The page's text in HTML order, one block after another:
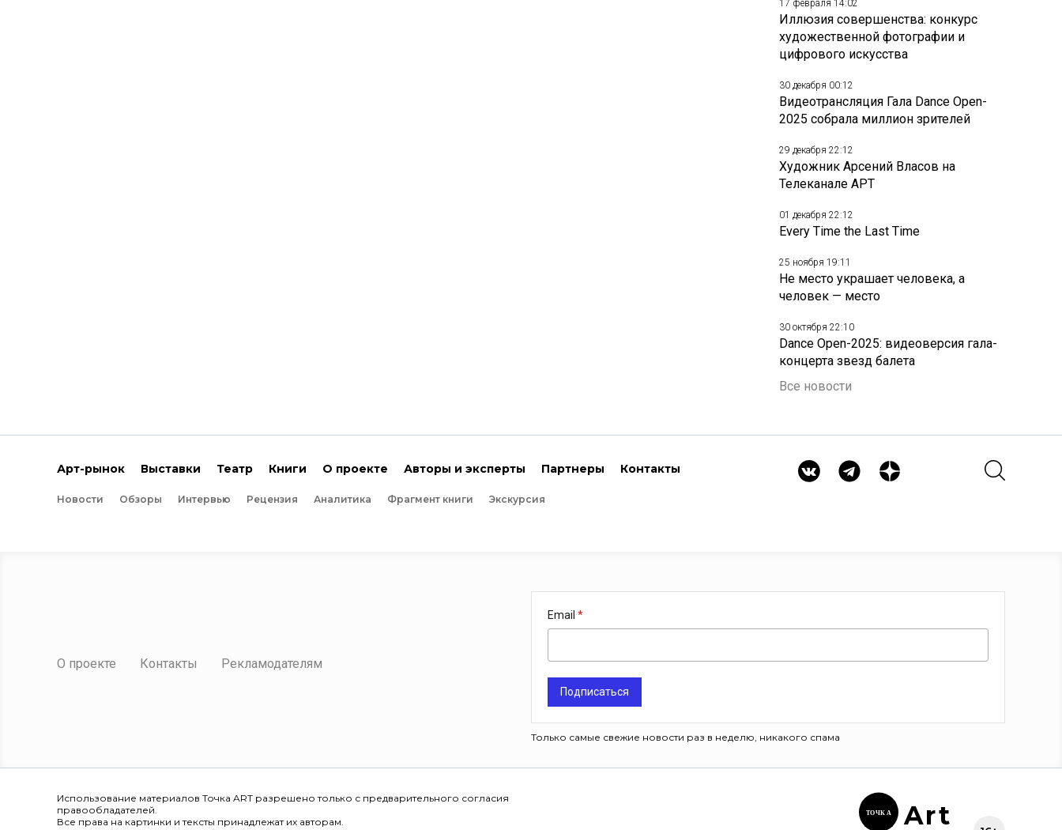
17 февраля 14:02
Иллюзия совершенства: конкурс
художественной фотографии и
цифрового искусства
30 декабря 00:12
Видеотрансляция Гала Dance Open-
2025 собрала миллион зрителей
29 декабря 22:12
Художник Арсений Власов на
Телеканале АРТ
01 декабря 22:12
Every Time the Last Time
25 ноября 19:11
Не место украшает человека, а
человек — место
30 октября 22:10
Dance Open-2025: видеоверсия гала-
концерта звезд балета
Все новости
Арт-рынок Выставки Театр Книги О проекте Авторы и эксперты Партнеры Контакты
Новости Обзоры Интервью Рецензия Аналитика Фрагмент книги Экскурсия
О проекте Контакты Рекламодателям
Email
Подписаться
Только самые свежие новости раз в неделю, никакого спама
Использование материалов Точка ART разрешено только с предварительного согласия
правообладателей.
Все права на картинки и тексты принадлежат их авторам.
ТОЧК А Art